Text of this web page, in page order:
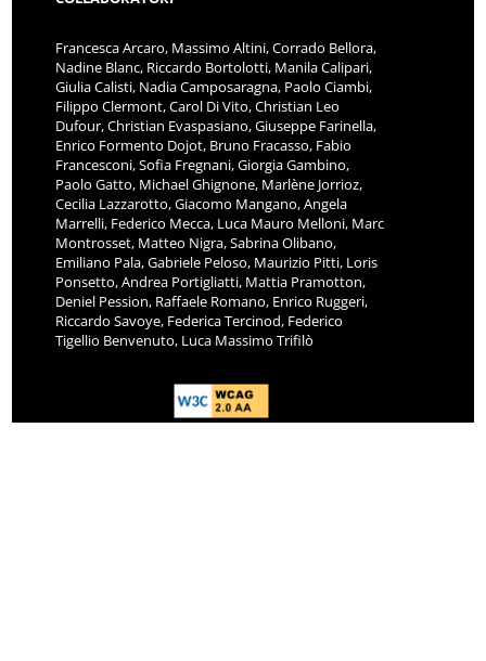
Francesca Arcaro, Massimo Altini, Corrado Bellora,
Nadine Blanc, Riccardo Bortolotti, Manila Calipari,
Giulia Calisti, Nadia Camposaragna, Paolo Ciambi,
Filippo Clermont, Carol Di Vito, Christian Leo
Dufour, Christian Evaspasiano, Giuseppe Farinella,
Enrico Formento Dojot, Bruno Fracasso, Fabio
Francesconi, Sofia Fregnani, Giorgia Gambino,
Paolo Gatto, Michael Ghignone, Marlène Jorrioz,
Cecilia Lazzarotto, Giacomo Mangano, Angela
Marrelli, Federico Mecca, Luca Mauro Melloni, Marc
Montrosset, Matteo Nigra, Sabrina Olibano,
Emiliano Pala, Gabriele Peloso, Maurizio Pitti, Loris
Ponsetto, Andrea Portigliatti, Mattia Pramotton,
Deniel Pession, Raffaele Romano, Enrico Ruggeri,
Riccardo Savoye, Federica Tercinod, Federico
Tigellio Benvenuto, Luca Massimo Trifilò